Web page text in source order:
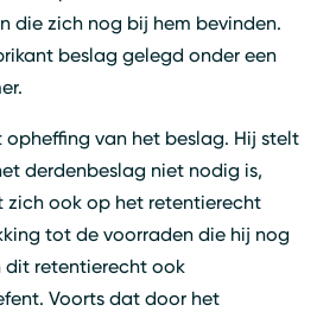
die zich nog bij hem bevinden.
beslag gelegd onder een
opheffing van het beslag. Hij stelt
derdenbeslag niet nodig is,
ook op het retentierecht
tot de voorraden die hij nog
dit retentierecht ook
Voorts dat door het